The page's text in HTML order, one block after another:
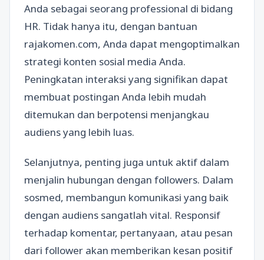
Anda sebagai seorang professional di bidang
HR. Tidak hanya itu, dengan bantuan
rajakomen.com, Anda dapat mengoptimalkan
strategi konten sosial media Anda.
Peningkatan interaksi yang signifikan dapat
membuat postingan Anda lebih mudah
ditemukan dan berpotensi menjangkau
audiens yang lebih luas.
Selanjutnya, penting juga untuk aktif dalam
menjalin hubungan dengan followers. Dalam
sosmed, membangun komunikasi yang baik
dengan audiens sangatlah vital. Responsif
terhadap komentar, pertanyaan, atau pesan
dari follower akan memberikan kesan positif